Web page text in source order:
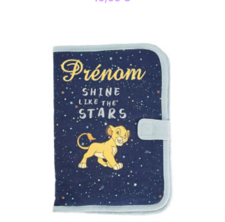
Personnaliser